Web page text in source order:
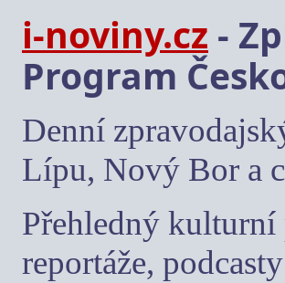
i-noviny.cz -
Program
Denní
Lípu, Nový Bor a
Přehledný kulturní
reportáže,